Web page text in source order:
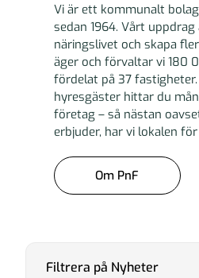
Vi är ett kommunalt
sedan 1964. Vårt
näringslivet och skapa
äger och förvaltar vi 180
fördelat på 37 fastigheter.
hyresgäster hittar du
företag – så nästan
erbjuder, har vi lokalen
Om PnF
Filtrera på Nyheter